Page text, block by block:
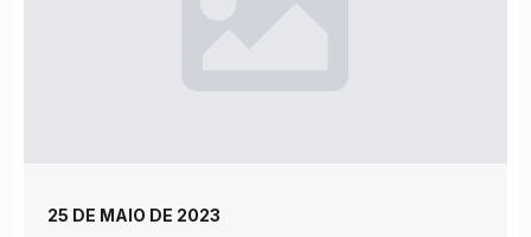
25 DE MAIO DE 2023